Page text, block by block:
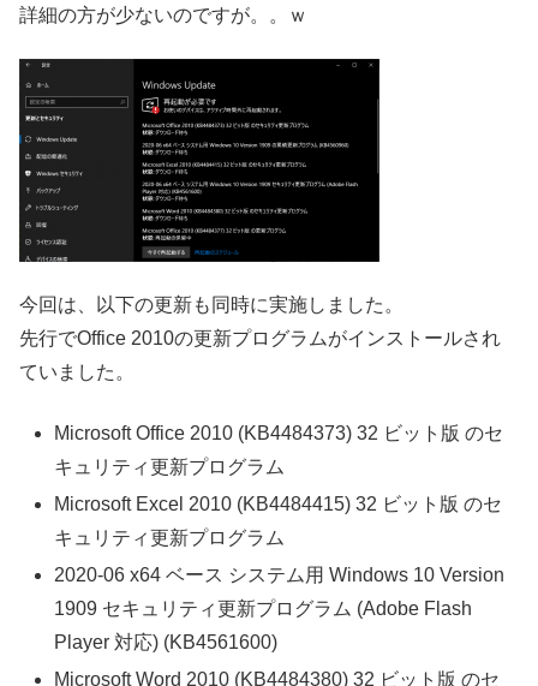
詳細の方が少ないのですが。。ｗ
今回は、以下の更新も同時に実施しました。
先行でOffice 2010の更新プログラムがインストールされ
ていました。
Microsoft Office 2010 (KB4484373) 32 ビット版 のセ
キュリティ更新プログラム
Microsoft Excel 2010 (KB4484415) 32 ビット版 のセ
キュリティ更新プログラム
2020-06 x64 ベース システム用 Windows 10 Version
1909 セキュリティ更新プログラム (Adobe Flash
Player 対応) (KB4561600)
Microsoft Word 2010 (KB4484380) 32 ビット版 のセ